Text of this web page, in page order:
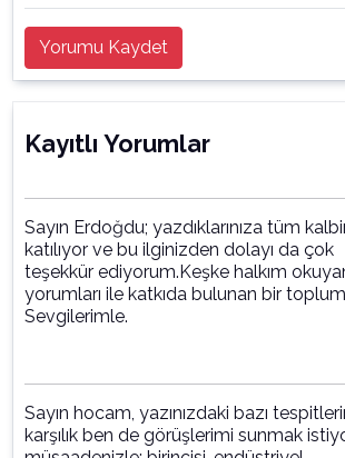
Yorumu Kaydet
Kayıtlı Yorumlar
Sayın Erdoğdu; yazdıklarınıza tüm
katılıyor ve bu ilginizden dolayı da çok
teşekkür ediyorum.Keşke halkım
yorumları ile katkıda bulunan bir
Sevgilerimle.
Sayın hocam, yazınızdaki bazı
karşılık ben de görüşlerimi sunmak